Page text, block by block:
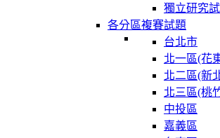
獨立研究
各分區複賽試題
台北市
北一區(花
北二區(新
北三區(桃
中投區
嘉義區